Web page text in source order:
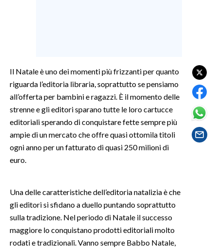
TENNIS
ALTRI SPORT
CULTURA
SPETTACOLI
GOSSIP
SARDEGNA TURISMO
SARDI NEL MONDO
NOTIZIE
Il Natale è uno dei momenti più frizzanti per quanto
riguarda l’editoria libraria, soprattutto se pensiamo
all’offerta per bambini e ragazzi. È il momento delle
strenne e gli editori sparano tutte le loro cartucce
editoriali sperando di conquistare fette sempre più
ampie di un mercato che offre quasi ottomila titoli
ogni anno per un fatturato di quasi 250 milioni di
euro.
Una delle caratteristiche dell’editoria natalizia è che
gli editori si sfidano a duello puntando soprattutto
sulla tradizione. Nel periodo di Natale il successo
maggiore lo conquistano prodotti editoriali molto
rodati e tradizionali. Vanno sempre Babbo Natale,